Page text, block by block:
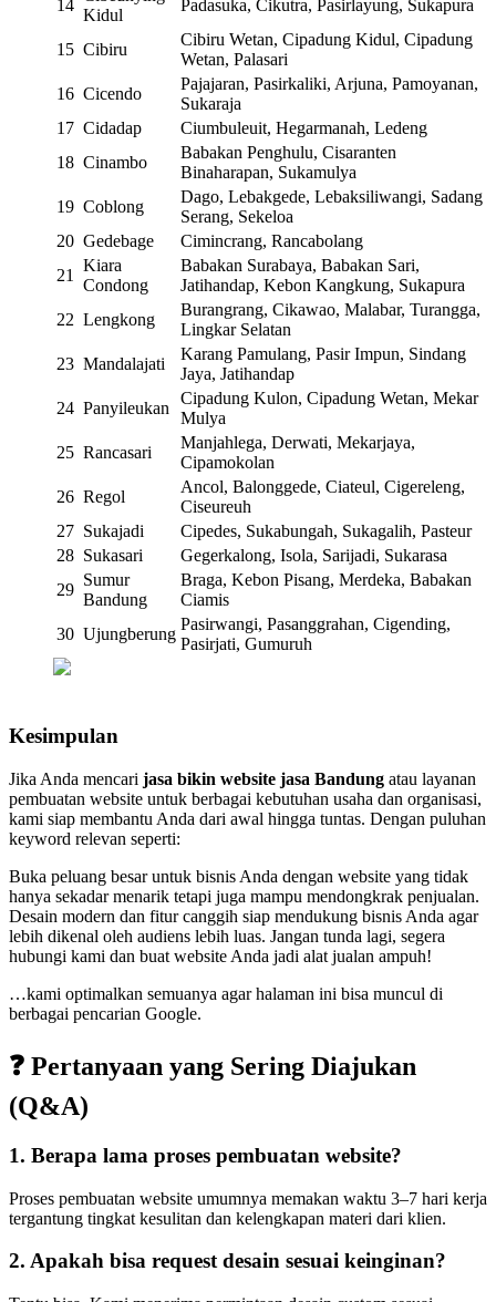
14
Kidul
Padasuka, Cikutra, Pasirlayung, Sukapura
15 Cibiru
Cibiru Wetan, Cipadung Kidul, Cipadung
Wetan, Palasari
16 Cicendo
Pajajaran, Pasirkaliki, Arjuna, Pamoyanan,
Sukaraja
17 Cidadap
Ciumbuleuit, Hegarmanah, Ledeng
18 Cinambo
Babakan Penghulu, Cisaranten
Binaharapan, Sukamulya
19 Coblong
Dago, Lebakgede, Lebaksiliwangi, Sadang
Serang, Sekeloa
20 Gedebage
Cimincrang, Rancabolang
21
Kiara
Condong
Babakan Surabaya, Babakan Sari,
Jatihandap, Kebon Kangkung, Sukapura
22 Lengkong
Burangrang, Cikawao, Malabar, Turangga,
Lingkar Selatan
23 Mandalajati
Karang Pamulang, Pasir Impun, Sindang
Jaya, Jatihandap
24 Panyileukan
Cipadung Kulon, Cipadung Wetan, Mekar
Mulya
25 Rancasari
Manjahlega, Derwati, Mekarjaya,
Cipamokolan
26 Regol
Ancol, Balonggede, Ciateul, Cigereleng,
Ciseureuh
27 Sukajadi
Cipedes, Sukabungah, Sukagalih, Pasteur
28 Sukasari
Gegerkalong, Isola, Sarijadi, Sukarasa
29
Sumur
Bandung
Braga, Kebon Pisang, Merdeka, Babakan
Ciamis
30 Ujungberung
Pasirwangi, Pasanggrahan, Cigending,
Pasirjati, Gumuruh
Kesimpulan
Jika Anda mencari jasa bikin website jasa Bandung atau layanan
pembuatan website untuk berbagai kebutuhan usaha dan organisasi,
kami siap membantu Anda dari awal hingga tuntas. Dengan puluhan
keyword relevan seperti:
Buka peluang besar untuk bisnis Anda dengan website yang tidak
hanya sekadar menarik tetapi juga mampu mendongkrak penjualan.
Desain modern dan fitur canggih siap mendukung bisnis Anda agar
lebih dikenal oleh audiens lebih luas. Jangan tunda lagi, segera
hubungi kami dan buat website Anda jadi alat jualan ampuh!
…kami optimalkan semuanya agar halaman ini bisa muncul di
berbagai pencarian Google.
❓ Pertanyaan yang Sering Diajukan
(Q&A)
1. Berapa lama proses pembuatan website?
Proses pembuatan website umumnya memakan waktu 3–7 hari kerja
tergantung tingkat kesulitan dan kelengkapan materi dari klien.
2. Apakah bisa request desain sesuai keinginan?